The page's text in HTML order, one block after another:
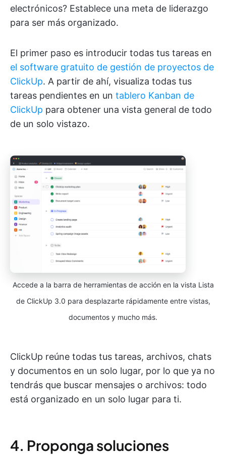
electrónicos? Establece una meta de liderazgo
para ser más organizado.
El primer paso es introducir todas tus tareas en
el software gratuito de gestión de proyectos de
ClickUp. A partir de ahí, visualiza todas tus
tareas pendientes en un tablero Kanban de
ClickUp para obtener una vista general de todo
de un solo vistazo.
Accede a la barra de herramientas de acción en la vista Lista
de ClickUp 3.0 para desplazarte rápidamente entre vistas,
documentos y mucho más.
ClickUp reúne todas tus tareas, archivos, chats
y documentos en un solo lugar, por lo que ya no
tendrás que buscar mensajes o archivos: todo
está organizado en un solo lugar para ti.
4. Proponga soluciones